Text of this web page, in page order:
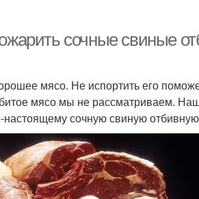
сочные свиные
мясо. Не испортить его
мясо мы не рассматриваем.
настоящему сочную свиную